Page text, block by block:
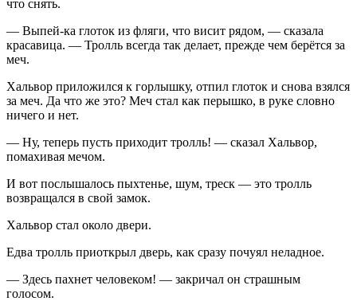
что снять.
— Выпей-ка глоток из фляги, что висит рядом, — сказала
красавица. — Тролль всегда так делает, прежде чем берётся за
меч.
Хальвор приложился к горлышку, отпил глоток и снова взялся
за меч. Да что же это? Меч стал как перышко, в руке словно
ничего и нет.
— Ну, теперь пусть приходит тролль! — сказал Хальвор,
помахивая мечом.
И вот послышалось пыхтенье, шум, треск — это тролль
возвращался в свой замок.
Хальвор стал около двери.
Едва тролль приоткрыл дверь, как сразу почуял неладное.
— Здесь пахнет человеком! — закричал он страшным
голосом.